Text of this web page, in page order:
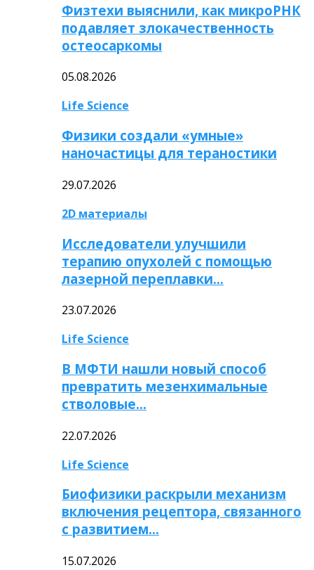
Физтехи выяснили, как микроРНК
подавляет злокачественность
остеосаркомы
05.08.2026
Life Science
Физики создали «умные»
наночастицы для тераностики
29.07.2026
2D материалы
Исследователи улучшили
терапию опухолей с помощью
лазерной переплавки…
23.07.2026
Life Science
В МФТИ нашли новый способ
превратить мезенхимальные
стволовые…
22.07.2026
Life Science
Биофизики раскрыли механизм
включения рецептора, связанного
с развитием…
15.07.2026